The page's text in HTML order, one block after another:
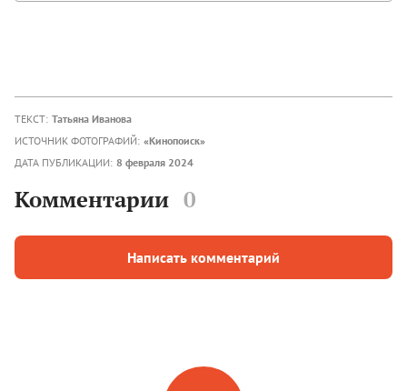
ТЕКСТ: Татьяна Иванова
ИСТОЧНИК ФОТОГРАФИЙ: «Кинопоиск»
ДАТА ПУБЛИКАЦИИ: 8 февраля 2024
Комментарии 0
Написать комментарий